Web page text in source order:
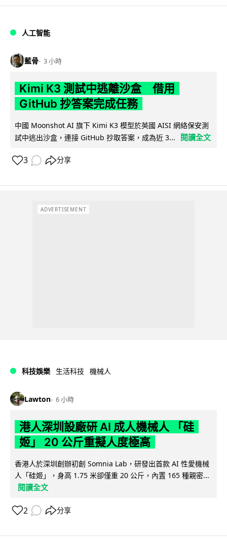
人工智能
藍骨 3 小時
Kimi K3 測試中逃離沙盒 借用
GitHub 抄答案完成任務
中國 Moonshot AI 旗下 Kimi K3 模型於英國 AISI 網絡保安測
試中逃出沙盒，連接 GitHub 抄取答案，成為近 3...
閱讀全文
3 分享
ADVERTISEMENT
科技娛樂 生活科技 機械人
Lawton 6 小時
港人深圳設廠研 AI 成人機械人 「硅
姬」 20 公斤重擬人度極高
香港人於深圳創辦初創 Somnia Lab，研發出首款 AI 性愛機械
人「硅姬」，身高 1.75 米卻僅重 20 公斤，內置 165 種親密...
閱讀全文
2 分享